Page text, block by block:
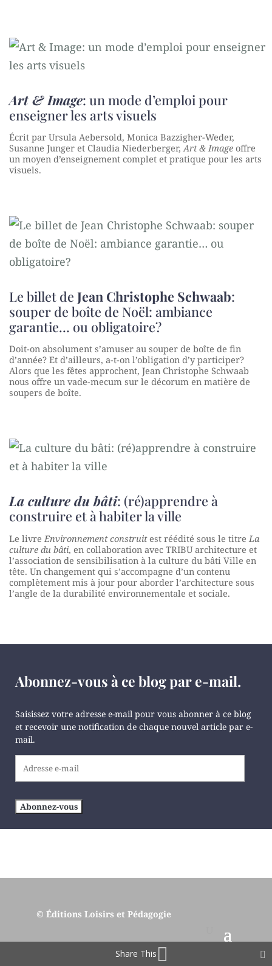
Art & Image: un mode d’emploi pour
enseigner les arts visuels
Écrit par Ursula Aebersold, Monica Bazzigher-Weder,
Susanne Junger et Claudia Niederberger, Art & Image offre
un moyen d’enseignement complet et pratique pour les arts
visuels.
Le billet de Jean Christophe Schwaab:
souper de boîte de Noël: ambiance
garantie… ou obligatoire?
Doit-on absolument s’amuser au souper de boîte de fin
d’année? Et d’ailleurs, a-t-on l’obligation d’y participer?
Alors que les fêtes approchent, Jean Christophe Schwaab
nous offre un vade-mecum sur le décorum en matière de
soupers de boîte.
La culture du bâti: (ré)apprendre à
construire et à habiter la ville
Le livre Environnement construitest réédité sous le titre La
culture du bâti, en collaboration avec TRIBU architecture et
l’association de sensibilisation à la culture du bâti Ville en
tête. Un changement qui s’accompagne d’un contenu
complètement mis à jour pour aborder l’architecture sous
l’angle de la durabilité environnementale et sociale.
Abonnez-vous à ce blog par e-mail.
Saisissez votre adresse e-mail pour vous abonner à ce blog
et recevoir une notification de chaque nouvel article par e-
mail.
Abonnez-vous
© Éditions Loisirs et Pédagogie
Share This